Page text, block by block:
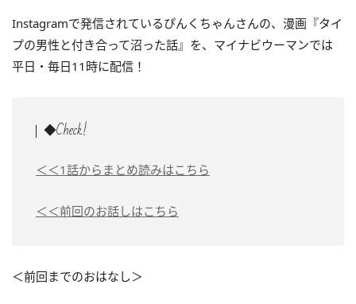
Instagramで発信されているぴんくちゃんさんの、漫画『タイ
プの男性と付き合って沼った話』を、マイナビウーマンでは
平日・毎日11時に配信！
◆Check!
＜＜1話からまとめ読みはこちら
＜＜前回のお話しはこちら
＜前回までのおはなし＞